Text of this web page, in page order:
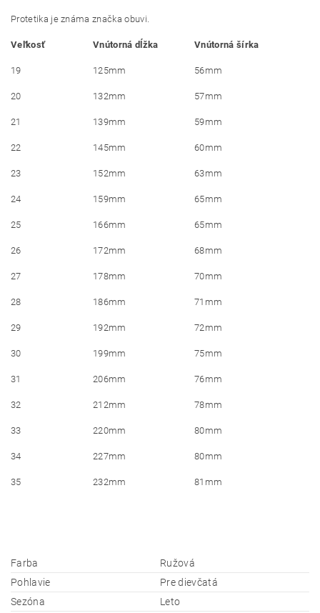
Protetika je známa značka obuvi.
Veľkosť Vnútorná dĺžka Vnútorná šírka
19 125mm 56mm
20 132mm 57mm
21 139mm 59mm
22 145mm 60mm
23 152mm 63mm
24 159mm 65mm
25 166mm 65mm
26 172mm 68mm
27 178mm 70mm
28 186mm 71mm
29 192mm 72mm
30 199mm 75mm
31 206mm 76mm
32 212mm 78mm
33 220mm 80mm
34 227mm 80mm
35 232mm 81mm
Farba
Ružová
Pohlavie
Pre dievčatá
Sezóna
Leto